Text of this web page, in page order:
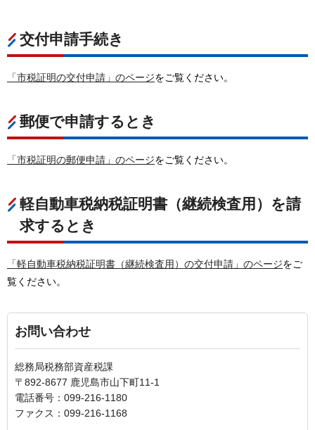
交付申請手続き
「市税証明の交付申請」のページをご覧ください。
郵便で申請するとき
「市税証明の郵便申請」のページをご覧ください。
軽自動車税納税証明書（継続検査用）を請
求するとき
「軽自動車税納税証明書（継続検査用）の交付申請」のページをご
覧ください。
お問い合わせ
総務局税務部資産税課
〒892-8677 鹿児島市山下町11-1
電話番号：099-216-1180
ファクス：099-216-1168